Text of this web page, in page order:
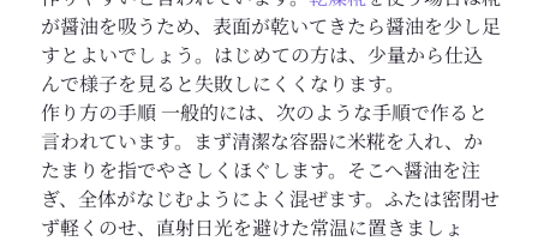
が醤油を吸うため、表面が乾いてきたら醤油を少し足
すとよいでしょう。はじめての方は、少量から仕込
んで様子を見ると失敗しにくくなります。
作り方の手順 一般的には、次のような手順で作ると
言われています。まず清潔な容器に米糀を入れ、か
たまりを指でやさしくほぐします。そこへ醤油を注
ぎ、全体がなじむようによく混ぜます。ふたは密閉せ
ず軽くのせ、直射日光を避けた常温に置きましょ